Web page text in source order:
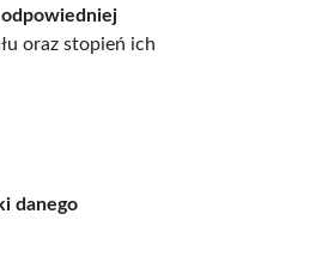
oraz stopień ich
danego